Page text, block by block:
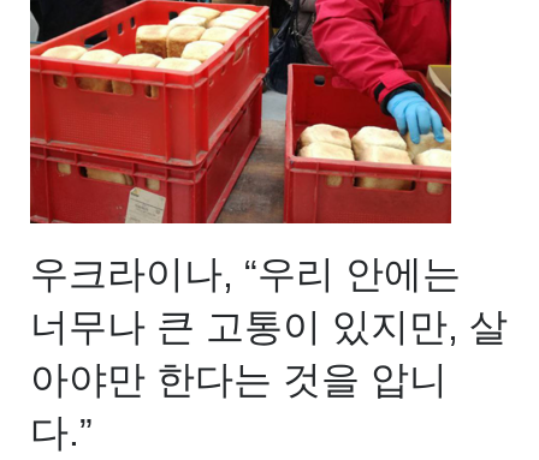
우크라이나, “우리 안에는
너무나 큰 고통이 있지만, 살
아야만 한다는 것을 압니
다.”